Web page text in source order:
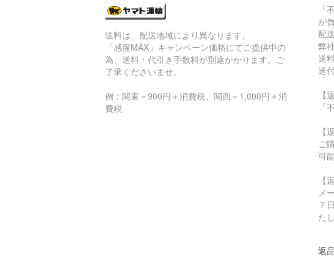
送料は、配送地域により異なります。
「感度MAX」キャンペーン価格にてご提供中の
為、送料・代引き手数料が別途かかります。ご
了承くださいませ。
例：関東＝900円＋消費税、関西＝1,000円＋消
費税
「
が
配
弊
送
送
【
「
【
ご
可
【
メ
７
た
返